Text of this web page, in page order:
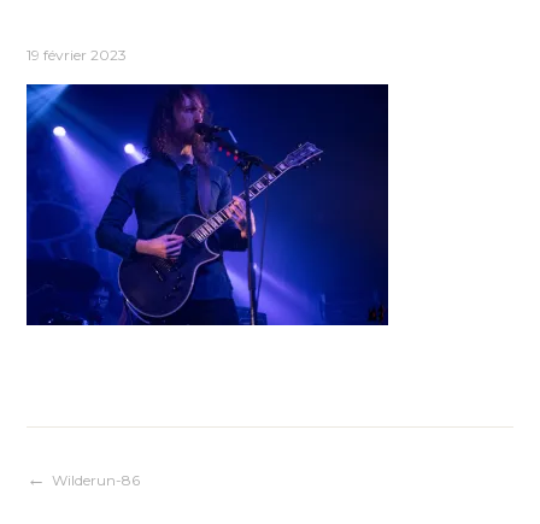
19 février 2023
Navigation
Wilderun-86